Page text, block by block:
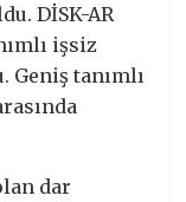
DİSK-AR
işsiz
Geniş tanımlı
dar